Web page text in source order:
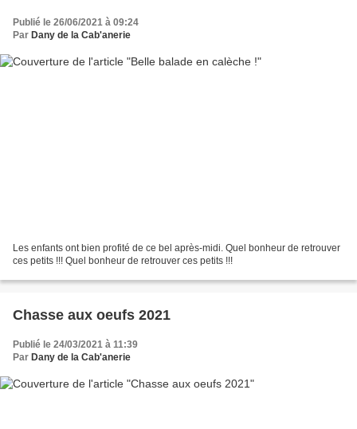
Publié le 26/06/2021 à 09:24
Par Dany de la Cab'anerie
Les enfants ont bien profité de ce bel après-midi. Quel bonheur de retrouver
ces petits !!! Quel bonheur de retrouver ces petits !!!
Chasse aux oeufs 2021
Publié le 24/03/2021 à 11:39
Par Dany de la Cab'anerie